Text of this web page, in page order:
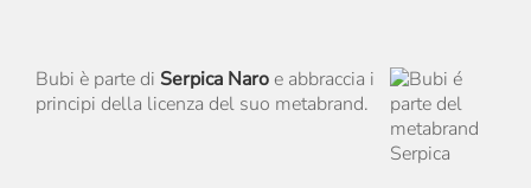
Bubi è parte di Serpica Naro e abbraccia i
principi della licenza del suo metabrand.